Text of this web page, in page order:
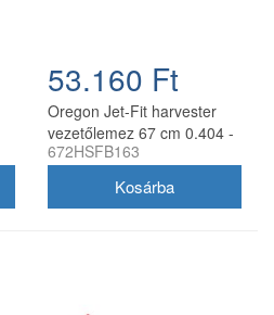
53.160 Ft
Oregon Jet-Fit harvester
vezetőlemez 67 cm 0.404 -
2.0 mm
672HSFB163